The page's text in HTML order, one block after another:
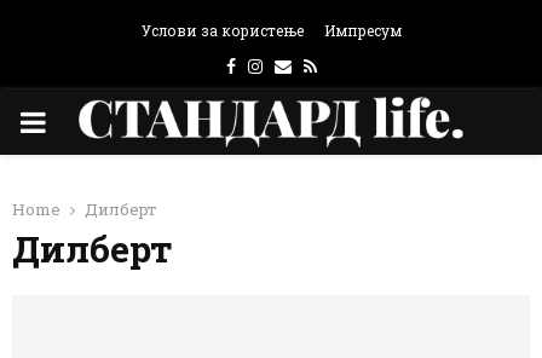
Услови за користење Импресум
Facebook
Instagram
Email
Rss
PRIMARY
Home Дилберт
Дилберт